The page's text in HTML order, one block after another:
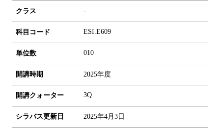
クラス -
科目コード ESI.E609
単位数 010
開講時期 2025年度
開講クォーター 3Q
シラバス更新日 2025年4月3日